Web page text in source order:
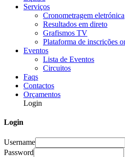
Serviços
Cronometragem eletrónica
Resultados em direto
Grafismos TV
Plataforma de inscrições
Eventos
Lista de Eventos
Circuitos
Faqs
Contactos
Orçamentos
Login
Login
Username
Password